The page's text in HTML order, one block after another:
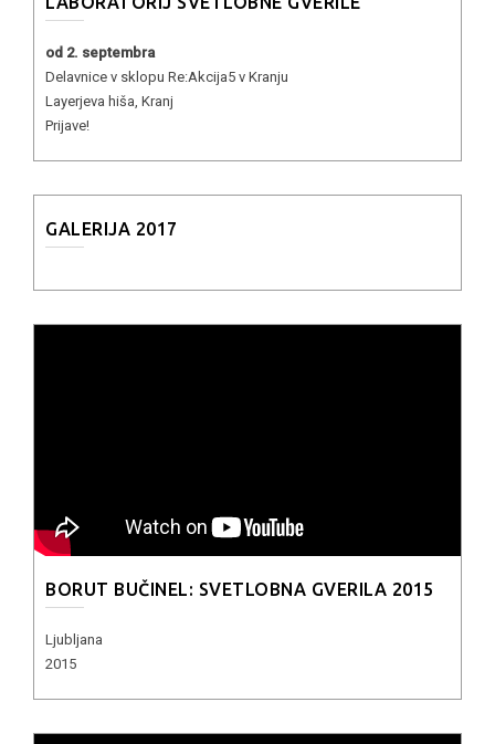
od 2. septembra
Delavnice v sklopu Re:Akcija5 v Kranju
Layerjeva hiša, Kranj
Prijave!
GALERIJA 2017
BORUT BUČINEL: SVETLOBNA GVERILA 2015
Ljubljana
2015